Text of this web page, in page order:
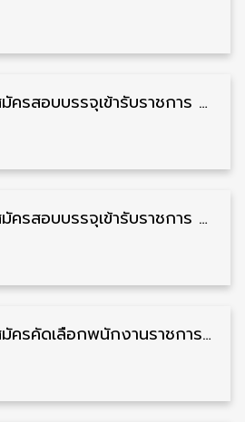
กรมทางหลวง รับสมัครสอบบรรจุเข้ารับราชการ วุฒิ ป.ตรี 14 อัตรา รับสมัคร 16 มีนาคม – 3 เมษายน
กรมทางหลวง รับสมัครสอบบรรจุเข้ารับราชการ วุฒิ ปวส./ป.ตรี 137 อัตรา รับสมัคร 9 – 27 กุมภาพันธ์
กรมทางหลวง รับสมัครคัดเลือกพนักงานราชการ วุฒิ ปวส./ป.ตรี หลายจังหวัด 49 อัตรา รับสมัคร 28 มกราคม – 5 กุมภาพันธ์